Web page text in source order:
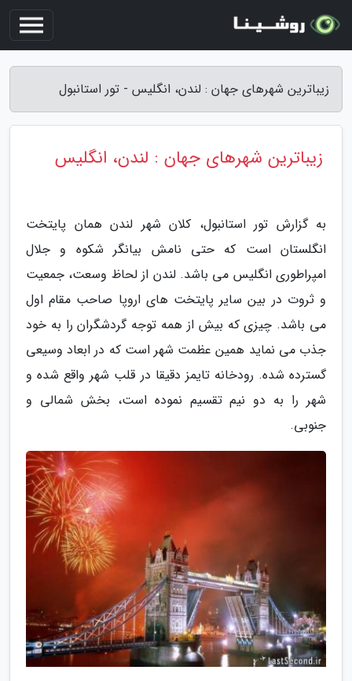
زیباترین شهرهای جهان : لندن، انگلیس - تور استانبول
زیباترین شهرهای جهان : لندن، انگلیس
به گزارش تور استانبول، کلان شهر لندن همان پایتخت
انگلستان است که حتی نامش بیانگر شکوه و جلال
امپراطوری انگلیس می باشد. لندن از لحاظ وسعت، جمعیت
و ثروت در بین سایر پایتخت های اروپا صاحب مقام اول
می باشد. چیزی که بیش از همه توجه گردشگران را به خود
جذب می نماید همین عظمت شهر است که در ابعاد وسیعی
گسترده شده. رودخانه تایمز دقیقا در قلب شهر واقع شده و
شهر را به دو نیم تقسیم نموده است، بخش شمالی و
جنوبی.